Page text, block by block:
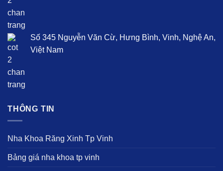
Số 345 Nguyễn Văn Cừ, Hưng Bình, Vinh, Nghệ An,
Việt Nam
THÔNG TIN
Nha Khoa Răng Xinh Tp Vinh
Bảng giá nha khoa tp vinh